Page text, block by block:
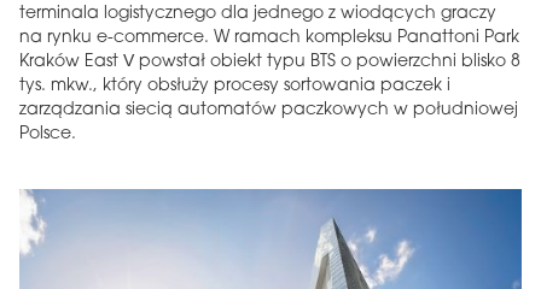
terminala logistycznego dla jednego z wiodących graczy
na rynku e-commerce. W ramach kompleksu Panattoni Park
Kraków East V powstał obiekt typu BTS o powierzchni blisko 8
tys. mkw., który obsłuży procesy sortowania paczek i
zarządzania siecią automatów paczkowych w południowej
Polsce.